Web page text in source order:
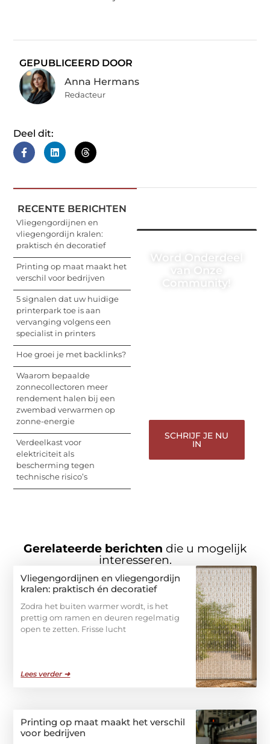
GEPUBLICEERD DOOR
Anna Hermans
Redacteur
Deel dit:
RECENTE BERICHTEN
Vliegengordijnen en
vliegengordijn kralen:
praktisch én decoratief
Printing op maat maakt het
verschil voor bedrijven
5 signalen dat uw huidige
printerpark toe is aan
vervanging volgens een
specialist in printers
Hoe groei je met backlinks?
Waarom bepaalde
zonnecollectoren meer
rendement halen bij een
zwembad verwarmen op
zonne-energie
Verdeelkast voor
elektriciteit als
bescherming tegen
technische risico’s
Word Onderdeel
van Onze
Community!
SCHRIJF JE NU
IN
Gerelateerde berichten die u mogelijk
interesseren.
Vliegengordijnen en vliegengordijn
kralen: praktisch én decoratief
Zodra het buiten warmer wordt, is het
prettig om ramen en deuren regelmatig
open te zetten. Frisse lucht
Lees verder ➜
Printing op maat maakt het verschil
voor bedrijven